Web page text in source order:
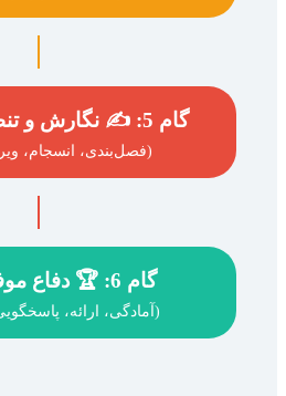
گام 5: ✍️ نگارش و تنظیم پایان‌نامه
(فصل‌بندی، انسجام،
گام 6: 🏆 دفاع موفقیت‌آمیز
(آمادگی، ارائه،